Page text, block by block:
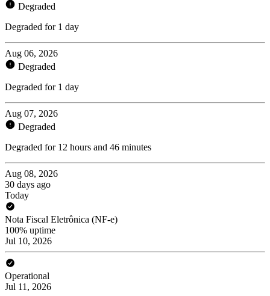
Degraded
Degraded for 1 day
Aug 06, 2026
Degraded
Degraded for 1 day
Aug 07, 2026
Degraded
Degraded for 12 hours and 46 minutes
Aug 08, 2026
30 days ago
Today
Nota Fiscal Eletrônica (NF-e)
100% uptime
Jul 10, 2026
Operational
Jul 11, 2026